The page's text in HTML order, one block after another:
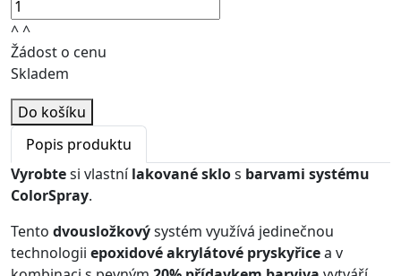
^^
Žádost o cenu
Skladem
Do košíku
Popis produktu
Vyrobtesi vlastnílakované sklos barvami systému
ColorSpray.
Tento dvousložkovýsystém využívá jedinečnou
technologii epoxidové akrylátové pryskyřicea v